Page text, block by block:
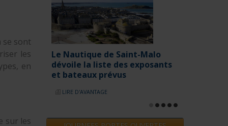
se sont
les
en
sur les
Le salon nautique de Paris de
retour en 2025
LIRE D'AVANTAGE
JOURNEES PORTES OUVERTES